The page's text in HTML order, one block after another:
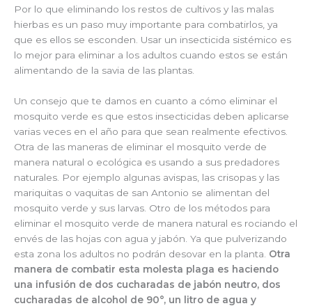
Por lo que eliminando los restos de cultivos y las malas
hierbas es un paso muy importante para combatirlos, ya
que es ellos se esconden. Usar un insecticida sistémico es
lo mejor para eliminar a los adultos cuando estos se están
alimentando de la savia de las plantas.
Un consejo que te damos en cuanto a cómo eliminar el
mosquito verde es que estos insecticidas deben aplicarse
varias veces en el año para que sean realmente efectivos.
Otra de las maneras de eliminar el mosquito verde de
manera natural o ecológica es usando a sus predadores
naturales. Por ejemplo algunas avispas, las crisopas y las
mariquitas o vaquitas de san Antonio se alimentan del
mosquito verde y sus larvas. Otro de los métodos para
eliminar el mosquito verde de manera natural es rociando el
envés de las hojas con agua y jabón. Ya que pulverizando
esta zona los adultos no podrán desovar en la planta. Otra
manera de combatir esta molesta plaga es haciendo
una infusión de dos cucharadas de jabón neutro, dos
cucharadas de alcohol de 90°, un litro de agua y